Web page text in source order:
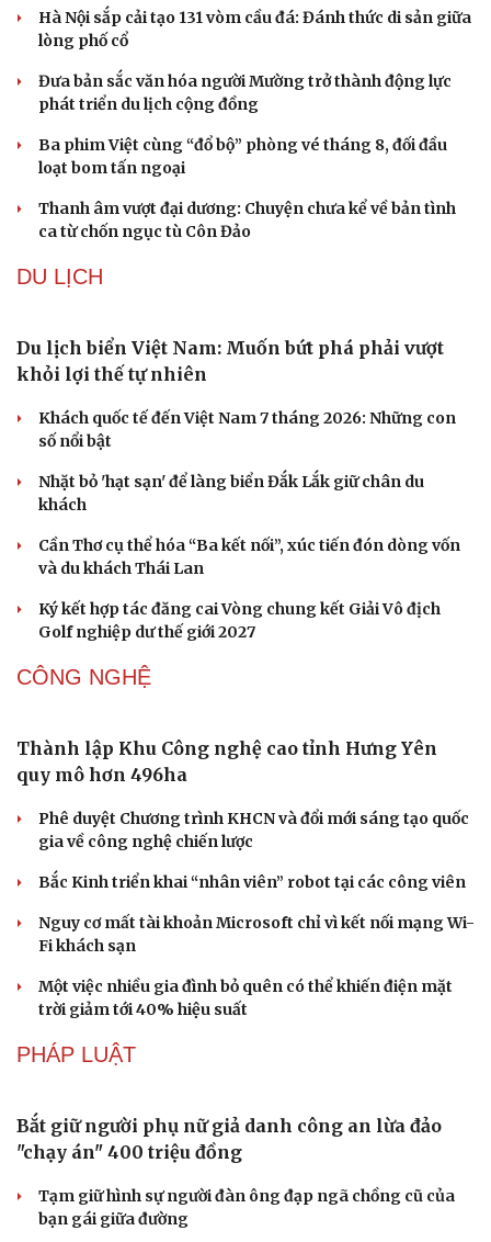
Văn hóa
Sân khấu - Điện ảnh
Văn học
Di sản
Hà Nội sắp cải tạo 131 vòm cầu đá: Đánh thức di sản giữa
lòng phố cổ
Đưa bản sắc văn hóa người Mường trở thành động lực
phát triển du lịch cộng đồng
Ba phim Việt cùng “đổ bộ” phòng vé tháng 8, đối đầu
loạt bom tấn ngoại
Thanh âm vượt đại dương: Chuyện chưa kể về bản tình
ca từ chốn ngục tù Côn Đảo
DU LỊCH
Du lịch biển Việt Nam: Muốn bứt phá phải vượt
khỏi lợi thế tự nhiên
Khách quốc tế đến Việt Nam 7 tháng 2026: Những con
số nổi bật
Nhặt bỏ 'hạt sạn' để làng biển Đắk Lắk giữ chân du
khách
Cần Thơ cụ thể hóa “Ba kết nối”, xúc tiến đón dòng vốn
và du khách Thái Lan
Ký kết hợp tác đăng cai Vòng chung kết Giải Vô địch
Golf nghiệp dư thế giới 2027
CÔNG NGHỆ
Thành lập Khu Công nghệ cao tỉnh Hưng Yên
quy mô hơn 496ha
Phê duyệt Chương trình KHCN và đổi mới sáng tạo quốc
gia về công nghệ chiến lược
Bắc Kinh triển khai “nhân viên” robot tại các công viên
Nguy cơ mất tài khoản Microsoft chỉ vì kết nối mạng Wi-
Fi khách sạn
Một việc nhiều gia đình bỏ quên có thể khiến điện mặt
trời giảm tới 40% hiệu suất
PHÁP LUẬT
Bắt giữ người phụ nữ giả danh công an lừa đảo
"chạy án" 400 triệu đồng
Tạm giữ hình sự người đàn ông đạp ngã chồng cũ của
bạn gái giữa đường